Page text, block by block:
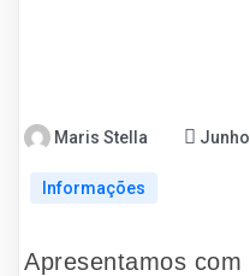
Maris Stella
Informações
Apresentamos